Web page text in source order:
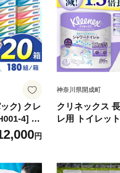
ク) クレ
4] 日
ティッシ
シュ 箱テ
シュ て
円
神奈川県開成町
クリネックス
レ用 トイレッ
ル）32ロール
【クリネック
活 ダブル